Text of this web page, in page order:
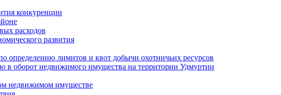
конкуренции
расходов
развития
определению лимитов и квот добычи охотничьих ресурсов
в оборот недвижимого имущества на территории Удмуртии
недвижимом имуществе